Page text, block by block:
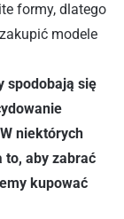
formy, dlatego
modele
spodobają się
niektórych
to, aby zabrać
kupować